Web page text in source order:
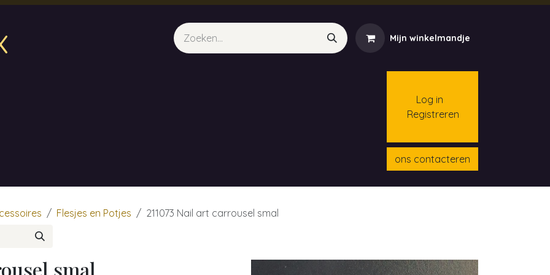
Mijn winkelmandje
Log in
Registreren
ons contacteren
Flesjes en Potjes 211073 Nail art carrousel smal
smal